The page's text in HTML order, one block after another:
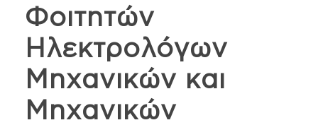
Φοιτητών
Ηλεκτρολόγων
Μηχανικών και
Μηχανικών